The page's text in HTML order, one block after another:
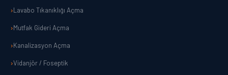
Lavabo Tıkanıklığı Açma
Mutfak Gideri Açma
Kanalizasyon Açma
Vidanjör / Foseptik